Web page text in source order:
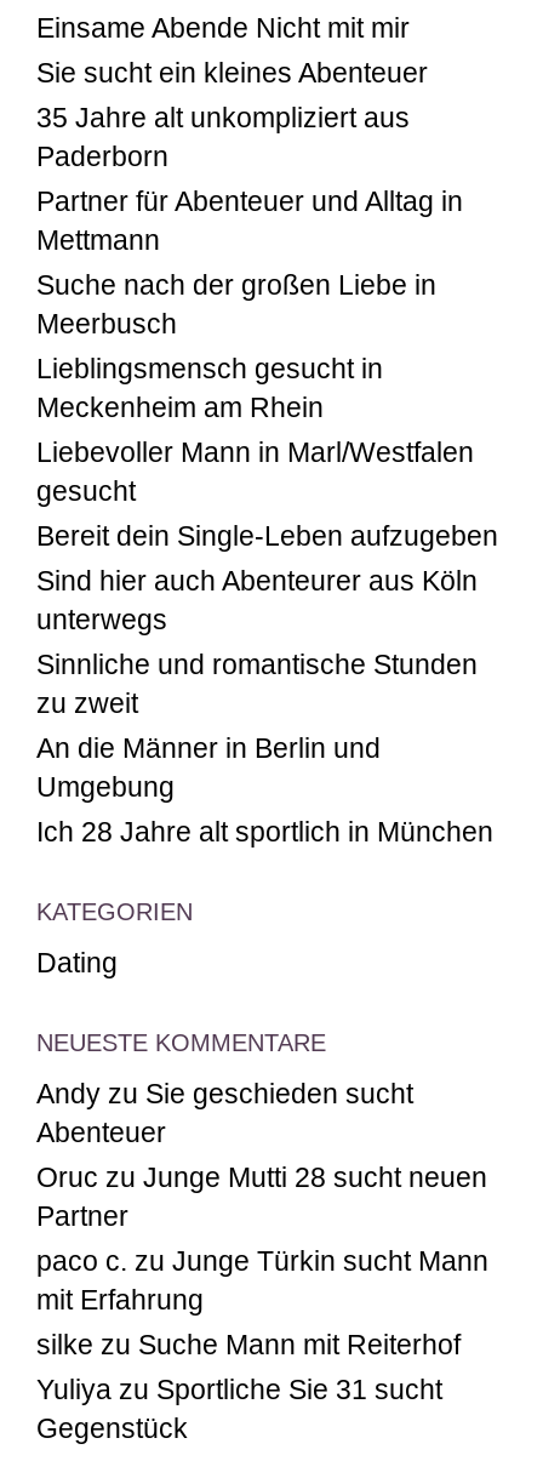
Einsame Abende Nicht mit mir
Sie sucht ein kleines Abenteuer
35 Jahre alt unkompliziert aus
Paderborn
Partner für Abenteuer und Alltag in
Mettmann
Suche nach der großen Liebe in
Meerbusch
Lieblingsmensch gesucht in
Meckenheim am Rhein
Liebevoller Mann in Marl/Westfalen
gesucht
Bereit dein Single-Leben aufzugeben
Sind hier auch Abenteurer aus Köln
unterwegs
Sinnliche und romantische Stunden
zu zweit
An die Männer in Berlin und
Umgebung
Ich 28 Jahre alt sportlich in München
KATEGORIEN
Dating
NEUESTE KOMMENTARE
Andy zu Sie geschieden sucht
Abenteuer
Oruc zu Junge Mutti 28 sucht neuen
Partner
paco c. zu Junge Türkin sucht Mann
mit Erfahrung
silke zu Suche Mann mit Reiterhof
Yuliya zu Sportliche Sie 31 sucht
Gegenstück